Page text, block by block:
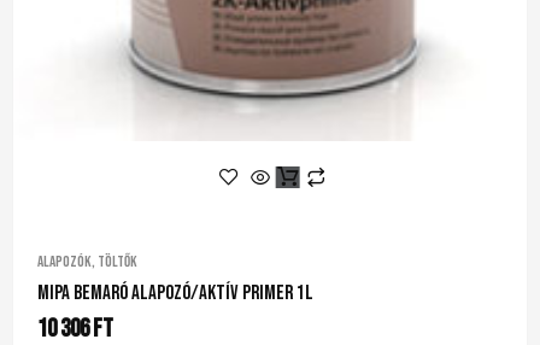
Alapozók, töltők
Mipa Bemaró Alapozó/Aktív Primer 1L
10 306Ft